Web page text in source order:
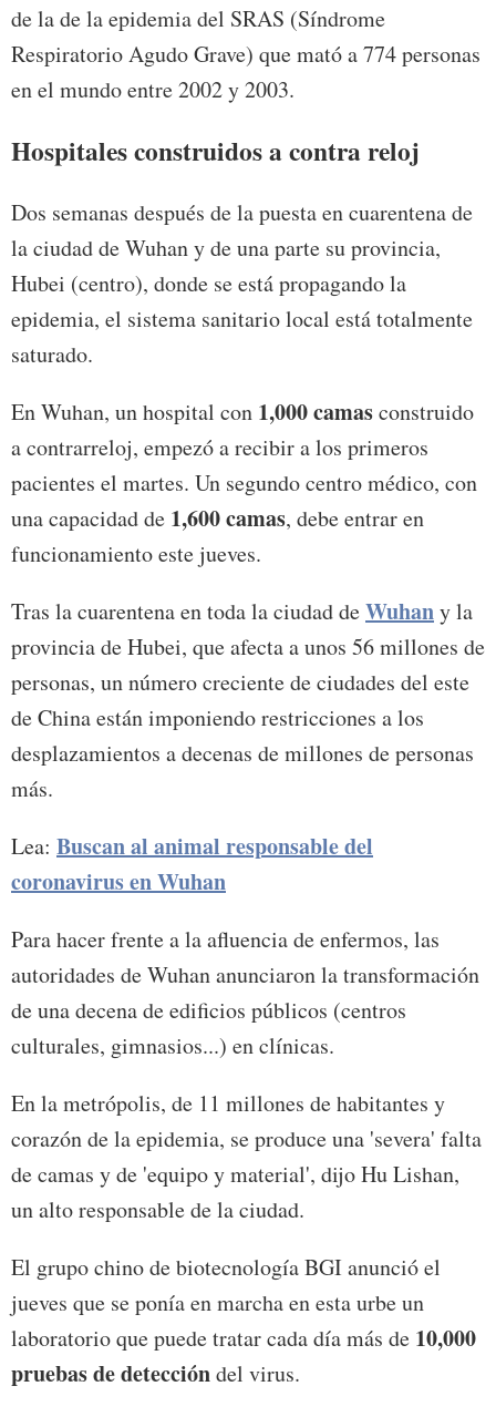
de la de la epidemia del SRAS (Síndrome
Respiratorio Agudo Grave) que mató a 774 personas
en el mundo entre 2002 y 2003.
Hospitales construidos a contra reloj
Dos semanas después de la puesta en cuarentena de
la ciudad de Wuhan y de una parte su provincia,
Hubei (centro), donde se está propagando la
epidemia, el sistema sanitario local está totalmente
saturado.
En Wuhan, un hospital con 1,000 camasconstruido
a contrarreloj, empezó a recibir a los primeros
pacientes el martes. Un segundo centro médico, con
una capacidad de 1,600 camas, debe entrar en
funcionamiento este jueves.
Tras la cuarentena en toda la ciudad deWuhany la
provincia de Hubei, que afecta a unos 56 millones de
personas, un número creciente de ciudades del este
de China están imponiendo restricciones a los
desplazamientos a decenas de millones de personas
más.
Lea: Buscan al animal responsable del
coronavirus en Wuhan
Para hacer frente a la afluencia de enfermos, las
autoridades de Wuhan anunciaron la transformación
de una decena de edificios públicos (centros
culturales, gimnasios...) en clínicas.
En la metrópolis, de 11 millones de habitantes y
corazón de la epidemia, se produce una 'severa' falta
de camas y de 'equipo y material', dijo Hu Lishan,
un alto responsable de la ciudad.
El grupo chino de biotecnología BGI anunció el
jueves que se ponía en marcha en esta urbe un
laboratorio que puede tratar cada día más de 10,000
pruebas de deteccióndel virus.